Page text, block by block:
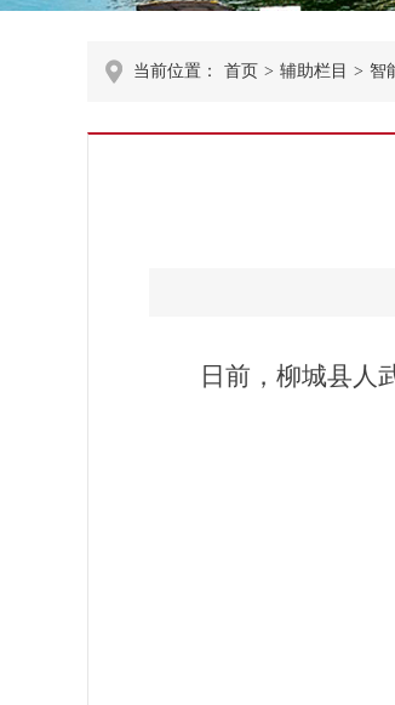
当前位置： 首页 > 辅助栏目 > 智
日前，柳城县人